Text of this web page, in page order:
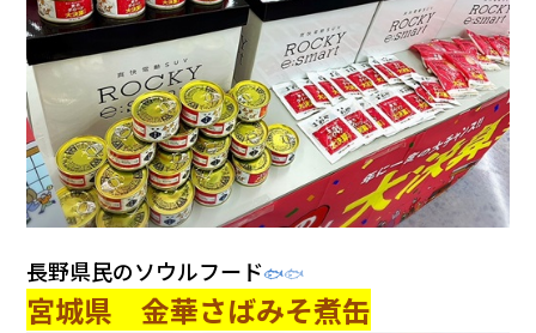
長野県民のソウルフード🐟🐟
宮城県 金華さばみそ煮缶